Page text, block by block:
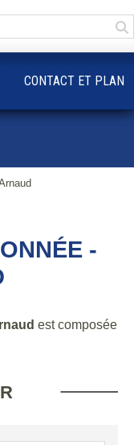
-
est composée
CONTACT ET PLAN